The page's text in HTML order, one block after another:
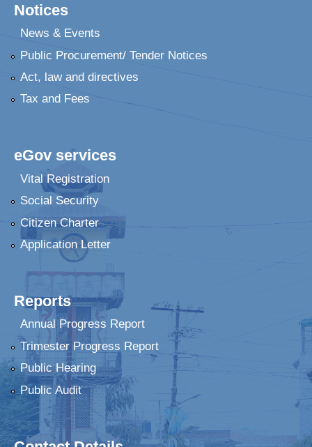
Notices
News & Events
Public Procurement/ Tender Notices
Act, law and directives
Tax and Fees
eGov services
Vital Registration
Social Security
Citizen Charter
Application Letter
Reports
Annual Progress Report
Trimester Progress Report
Public Hearing
Public Audit